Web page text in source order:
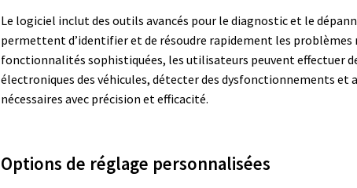
Le logiciel inclut des outils avancés pour le diagnostic et le
permettent d’identifier et de résoudre rapidement les problèmes
fonctionnalités sophistiquées, les utilisateurs peuvent effectuer
électroniques des véhicules, détecter des dysfonctionnements et
nécessaires avec précision et efficacité.
Options de réglage personnalisées